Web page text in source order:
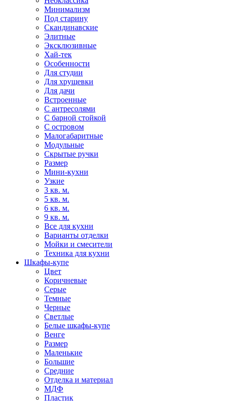
Минимализм
Под старину
Скандинавские
Элитные
Эксклюзивные
Хай-тек
Особенности
Для студии
Для хрущевки
Для дачи
Встроенные
С антресолями
С барной стойкой
С островом
Малогабаритные
Модульные
Скрытые ручки
Размер
Мини-кухни
Узкие
3 кв. м.
5 кв. м.
6 кв. м.
9 кв. м.
Все для кухни
Варианты отделки
Мойки и смесители
Техника для кухни
Шкафы-купе
Цвет
Коричневые
Серые
Темные
Черные
Светлые
Белые шкафы-купе
Венге
Размер
Маленькие
Большие
Средние
Отделка и материал
МДФ
Пластик